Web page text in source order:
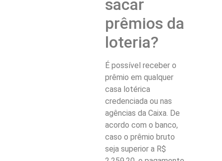
sacar
prêmios da
loteria?
É possível receber o
prêmio em qualquer
casa lotérica
credenciada ou nas
agências da Caixa. De
acordo com o banco,
caso o prêmio bruto
seja superior a R$